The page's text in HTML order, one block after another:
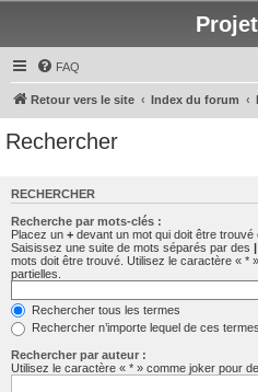
FAQ
Retour vers le site Index du forum
Rechercher
RECHERCHER
Recherche par mots-clés :
Placez un + devant un mot qui doit être trouvé
Saisissez une suite de mots séparés par des |
mots doit être trouvé. Utilisez le caractère « *
partielles.
Rechercher tous les termes
Rechercher n’importe lequel de ces termes
Rechercher par auteur :
Utilisez le caractère « * » comme joker pour